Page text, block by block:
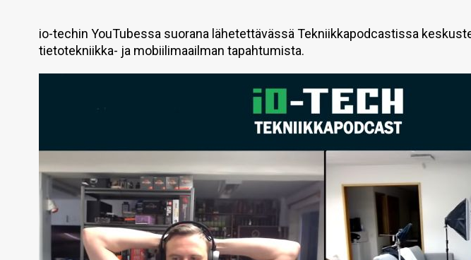
io-techin YouTubessa suorana lähetettävässä Tekniikkapodcastissa
tietotekniikka- ja mobiilimaailman tapahtumista.